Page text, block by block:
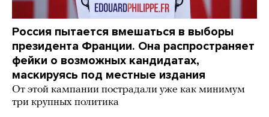
Россия пытается вмешаться в выборы
президента Франции. Она распространяет
фейки о возможных кандидатах,
маскируясь под местные издания
От этой кампании пострадали уже как минимум
три крупных политика